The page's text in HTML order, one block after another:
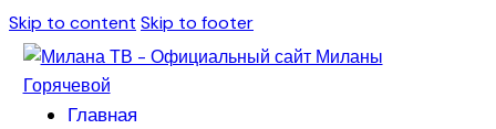
Skip to content Skip to footer
Главная